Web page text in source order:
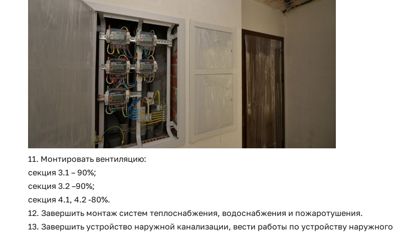
11. Монтировать вентиляцию:
секция 3.1 – 90%;
секция 3.2 –90%;
секция 4.1, 4.2 -80%.
12. Завершить монтаж систем теплоснабжения, водоснабжения и пожаротушения.
13. Завершить устройство наружной канализации, вести работы по устройству наружного